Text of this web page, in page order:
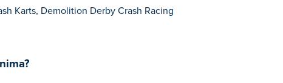
Karts, Demolition Derby Crash Racing